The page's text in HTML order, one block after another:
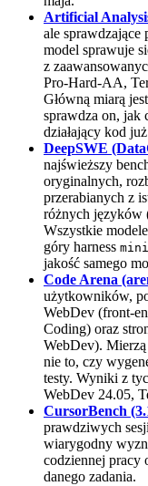
Artificial
ale sprawdzające
model sprawuje
z
Pro-Hard-AA,
Główną miarą
sprawdza on, jak
działający kod
DeepSWE
najświeższy
oryginalnych,
przerabianych z
różnych języków
Wszystkie
góry harness
jakość samego
Code Arena
użytkowników,
WebDev (front-
Coding) oraz
WebDev). Mierzą
nie to, czy
testy. Wyniki z
WebDev 24.05,
CursorBench
prawdziwych
wiarygodny
codziennej pracy
danego zadania.